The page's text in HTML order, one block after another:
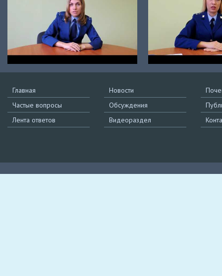
Главная
Частые вопросы
Лента ответов
Новости
Обсуждения
Видеораздел